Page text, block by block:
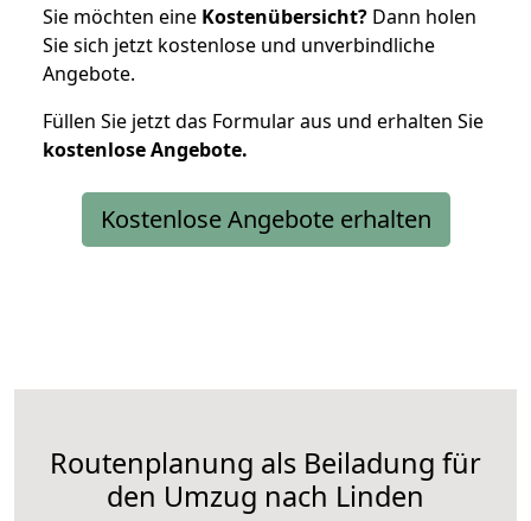
Sie möchten eine Kostenübersicht? Dann holen
Sie sich jetzt kostenlose und unverbindliche
Angebote.
Füllen Sie jetzt das Formular aus und erhalten Sie
kostenloseAngebote.
Kostenlose Angebote erhalten
Routenplanung als Beiladung für
den Umzug nach Linden